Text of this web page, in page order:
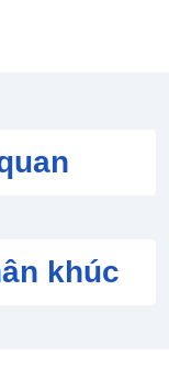
fantasy
trưng của
khúc